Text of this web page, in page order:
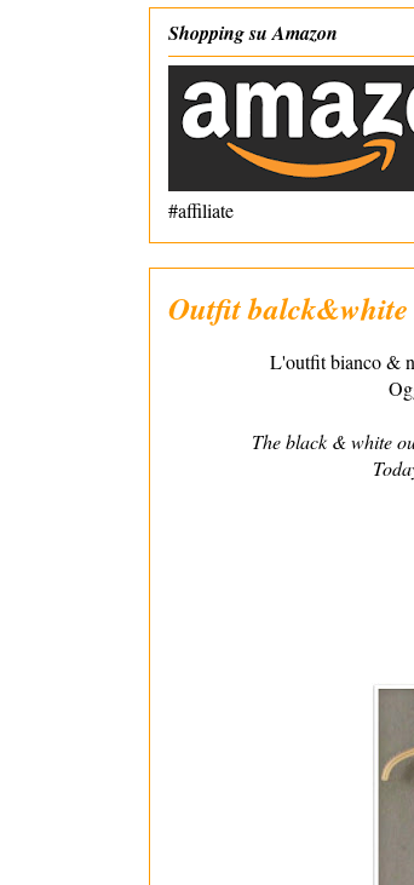
Shopping su Amazon
#affiliate
Outfit
L'outfit bianco &
The black & white